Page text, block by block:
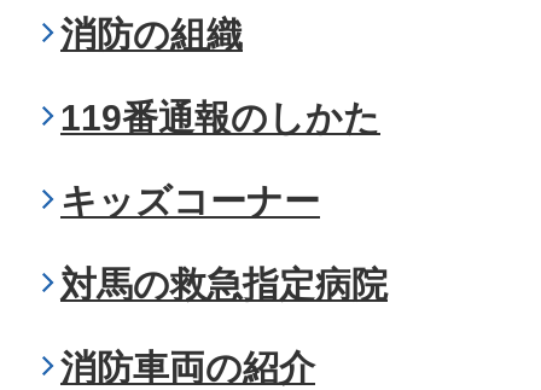
消防の組織
119番通報のしかた
キッズコーナー
対馬の救急指定病院
消防車両の紹介